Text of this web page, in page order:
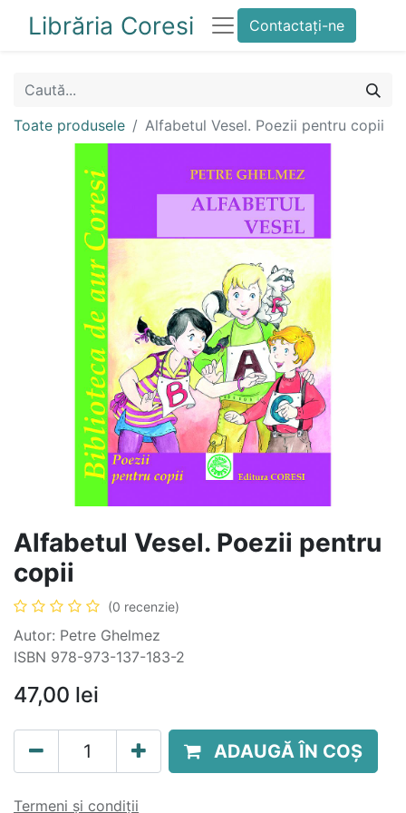
Librăria Coresi Contactați-ne
Toate produsele Alfabetul Vesel. Poezii pentru copii
Alfabetul Vesel. Poezii pentru
copii
(0 recenzie)
Autor: Petre Ghelmez
ISBN 978-973-137-183-2
47,00 lei
ADAUGĂ ÎN COȘ
Termeni și condiții